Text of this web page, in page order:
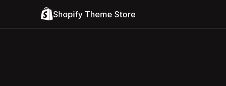
Shopify Theme Store